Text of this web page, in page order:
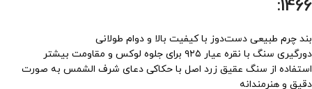
1466:
بند چرم طبیعی دست‌دوز با کیفیت بالا و دوام طولانی
دورگیری سنگ با نقره عیار ۹۲۵ برای جلوه لوکس و مقاومت بیشتر
استفاده از سنگ عقیق زرد اصل با حکاکی دعای شرف الشمس به صورت
دقیق و هنرمندانه